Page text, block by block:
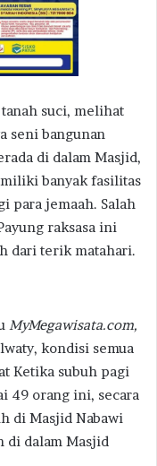
suci, melihat
seni bangunan
di dalam Masjid,
banyak fasilitas
para jemaah. Salah
raksasa ini
dari terik matahari.
MyMegawisata.com,
kondisi semua
Ketika subuh pagi
49 orang ini, secara
di Masjid Nabawi
di dalam Masjid